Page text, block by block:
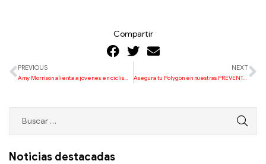
Compartir
PREVIOUS
Amy Morrison alienta a jóvenes en ciclismo de montaña
NEXT
Asegura tu Polygon en nuestras PREVENTAS
Noticias destacadas